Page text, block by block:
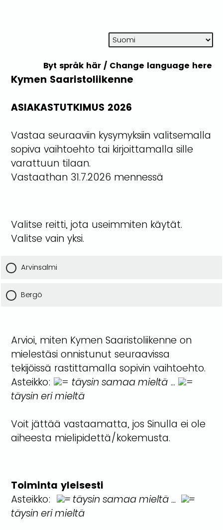
Byt språk här / Change language here
Kymen Saaristoliikenne
ASIAKASTUTKIMUS 2026
Vastaa seuraaviin kysymyksiin valitsemalla
sopiva vaihtoehto tai kirjoittamalla sille
varattuun tilaan.
Vastaathan 31.7.2026 mennessä
Valitse reitti, jota useimmiten käytät.
Valitse vain yksi.
Arvinsalmi
Bergö
Arvioi, miten Kymen Saaristoliikenne on
mielestäsi onnistunut seuraavissa
tekijöissä rastittamalla sopivin vaihtoehto.
Asteikko:
= täysin samaa mieltä ...
=
täysin eri mieltä
Voit jättää vastaamatta, jos Sinulla ei ole
aiheesta mielipidettä/kokemusta.
Toiminta yleisesti
Asteikko:
= täysin samaa mieltä ...
=
täysin eri mieltä